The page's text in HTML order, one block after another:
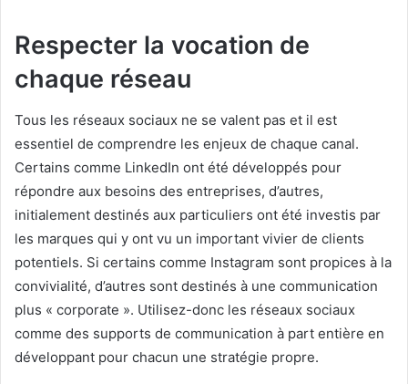
Respecter la vocation de
chaque réseau
Tous les réseaux sociaux ne se valent pas et il est
essentiel de comprendre les enjeux de chaque canal.
Certains comme LinkedIn ont été développés pour
répondre aux besoins des entreprises, d’autres,
initialement destinés aux particuliers ont été investis par
les marques qui y ont vu un important vivier de clients
potentiels. Si certains comme Instagram sont propices à la
convivialité, d’autres sont destinés à une communication
plus « corporate ». Utilisez-donc les réseaux sociaux
comme des supports de communication à part entière en
développant pour chacun une stratégie propre.